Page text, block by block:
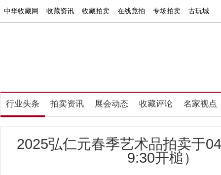
中华收藏网 收藏资讯 收藏拍卖 在线竟拍 专场拍卖 古玩城
行业头条 拍卖资讯 展会动态 收藏评论 名家视点
2025弘仁元春季艺术品拍卖于
9:30开槌）